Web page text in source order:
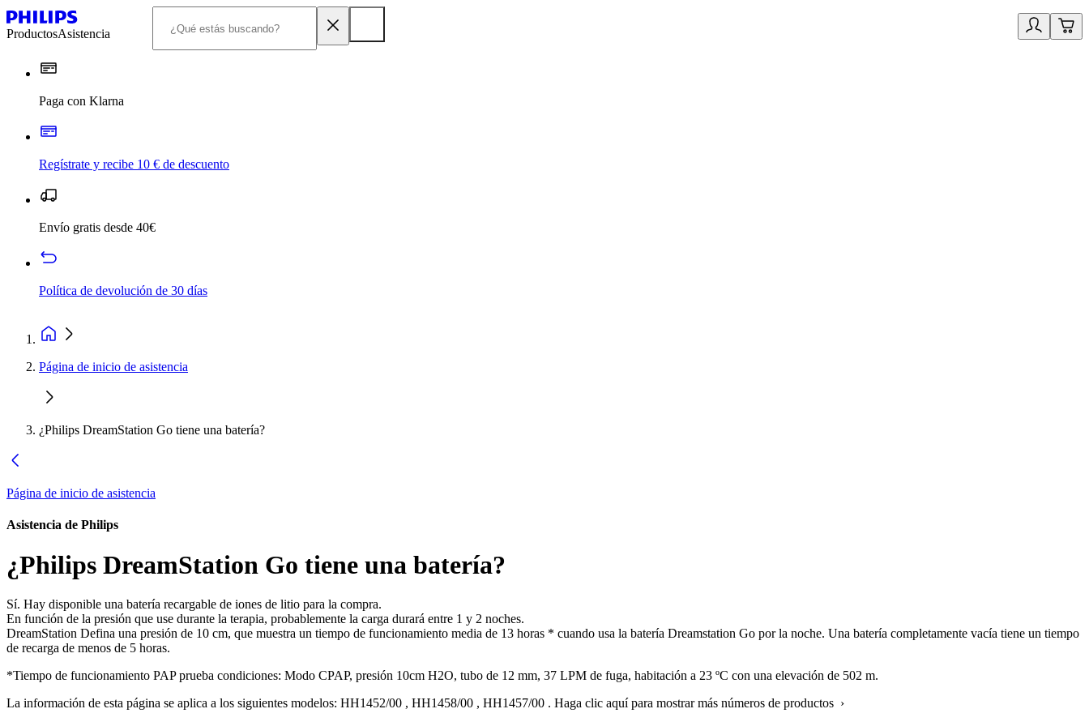
ProductosAsistencia
Paga con Klarna
Regístrate y recibe 10 € de descuento
Envío gratis desde 40€
Política de devolución de 30 días
Página de inicio de asistencia
¿Philips DreamStation Go tiene una batería?
Página de inicio de asistencia
Asistencia de Philips
¿Philips DreamStation Go tiene una batería?
Sí. Hay disponible una batería recargable de iones de litio para la compra.
En función de la presión que use durante la terapia, probablemente la carga durará entre 1 y 2 noches.
DreamStation Defina una presión de 10 cm, que muestra un tiempo de funcionamiento media de 13 horas * cuando usa la batería Dreamstation Go por la noche. Una batería completamente vacía tiene un tiempo
de recarga de menos de 5 horas.
*Tiempo de funcionamiento PAP prueba condiciones: Modo CPAP, presión 10cm H2O, tubo de 12 mm, 37 LPM de fuga, habitación a 23 ºC con una elevación de 502 m.
La información de esta página se aplica a los siguientes modelos: HH1452/00 , HH1458/00 , HH1457/00 . Haga clic aquí para mostrar más números de productos ›